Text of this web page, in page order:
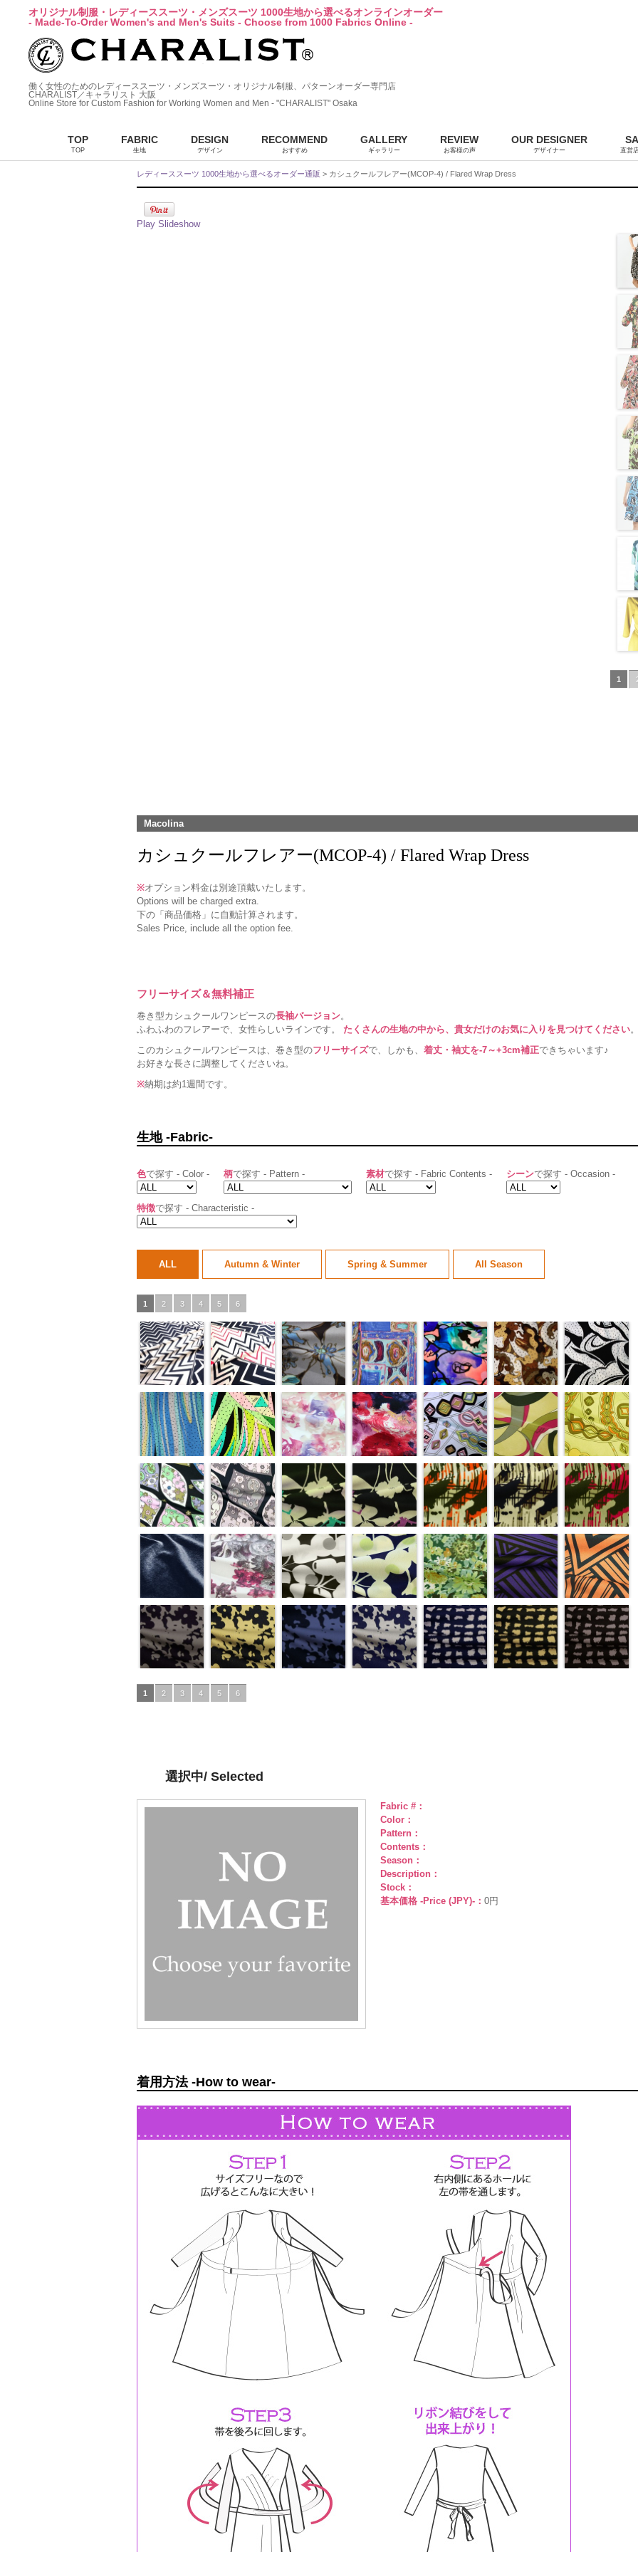
オリジナル制服・レディーススーツ・メンズスーツ 1000生地から選べるオンラインオーダー
- Made-To-Order Women's and Men's Suits - Choose from 1000 Fabrics Online -
働く女性のためのレディーススーツ・メンズスーツ・オリジナル制服、パターンオーダー専門店
CHARALIST／キャラリスト 大阪
Online Store for Custom Fashion for Working Women and Men - "CHARALIST" Osaka
TOP
TOP
FABRIC
生地
DESIGN
デザイン
RECOMMEND
おすすめ
GALLERY
ギャラリー
REVIEW
お客様の声
OUR DESIGNER
デザイナー 直営
レディーススーツ 1000生地から選べるオーダー通販 > カシュクールフレアー(MCOP-4) / Flared Wrap Dress
Play Slideshow
1
Macolina
カシュクールフレアー(MCOP-4) / Flared Wrap Dress
※オプション料金は別途頂戴いたします。
Options will be charged extra.
下の「商品価格」に自動計算されます。
Sales Price, include all the option fee.
フリーサイズ＆無料補正
巻き型カシュクールワンピースの長袖バージョン。
ふわふわのフレアーで、女性らしいラインです。 たくさんの生地の中から、貴女だけのお気に入りを見つけてください
このカシュクールワンピースは、巻き型のフリーサイズで、しかも、 着丈・袖丈を-7～+3cm補正できちゃいます♪
お好きな長さに調整してくださいね。
※納期は約1週間です。
生地 -Fabric-
色で探す - Color - 柄で探す - Pattern - 素材で探す - Fabric Contents - シーンで探す - Occasion -
特徴で探す - Characteristic -
ALL Autumn & Winter Spring & Summer All Season
1 2 3 4 5 6
1 2 3 4 5 6
選択中/ Selected
Fabric #：
Color：
Pattern：
Contents：
Season：
Description：
Stock：
基本価格 -Price (JPY)-： 0円
着用方法 -How to wear-